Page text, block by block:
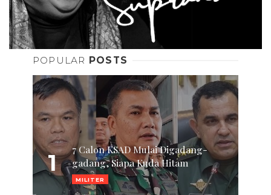
POPULAR POSTS
1
7 Calon KSAD Mulai Digadang-
gadang, Siapa Kuda Hitam
MILITER